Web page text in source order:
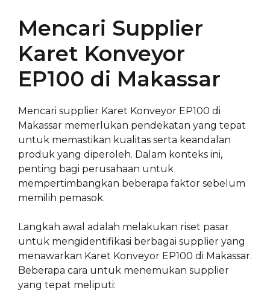
Mencari Supplier
Karet Konveyor
EP100 di Makassar
Mencari supplier Karet Konveyor EP100 di
Makassar memerlukan pendekatan yang tepat
untuk memastikan kualitas serta keandalan
produk yang diperoleh. Dalam konteks ini,
penting bagi perusahaan untuk
mempertimbangkan beberapa faktor sebelum
memilih pemasok.
Langkah awal adalah melakukan riset pasar
untuk mengidentifikasi berbagai supplier yang
menawarkan Karet Konveyor EP100 di Makassar.
Beberapa cara untuk menemukan supplier
yang tepat meliputi: